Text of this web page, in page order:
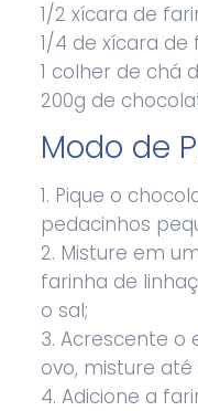
1/2 xícara de
1/4 de xícara
1 colher de chá
200g de
Modo de
1. Pique o
pedacinhos
2. Misture em
farinha de
o sal;
3. Acrescente o
ovo, misture
4. Adicione a